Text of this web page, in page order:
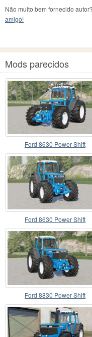
Não muito bem fornecido
amigo!
Mods parecidos
Ford 8630 Power Shift
Ford 8630 Power Shift
Ford 8830 Power Shift